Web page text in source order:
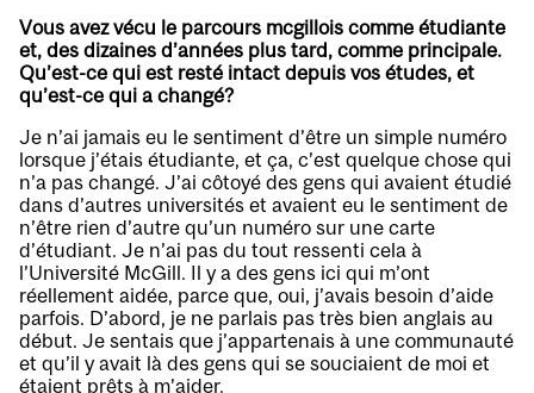
Vous avez vécu le parcours mcgillois comme étudiante
et, des dizaines d’années plus tard, comme principale.
Qu’est-ce qui est resté intact depuis vos études, et
qu’est-ce qui a changé?
Je n’ai jamais eu le sentiment d’être un simple numéro
lorsque j’étais étudiante, et ça, c’est quelque chose qui
n’a pas changé. J’ai côtoyé des gens qui avaient étudié
dans d’autres universités et avaient eu le sentiment de
n’être rien d’autre qu’un numéro sur une carte
d’étudiant. Je n’ai pas du tout ressenti cela à
l’Université McGill. Il y a des gens ici qui m’ont
réellement aidée, parce que, oui, j’avais besoin d’aide
parfois. D’abord, je ne parlais pas très bien anglais au
début. Je sentais que j’appartenais à une communauté
et qu’il y avait là des gens qui se souciaient de moi et
étaient prêts à m’aider.